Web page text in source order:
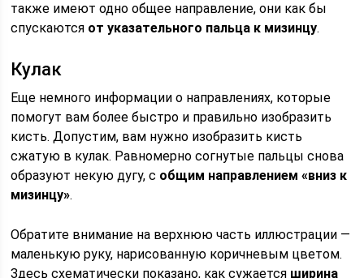
также имеют одно общее направление, они как бы
спускаются от указательного пальца к мизинцу.
Кулак
Еще немного информации о направлениях, которые
помогут вам более быстро и правильно изобразить
кисть. Допустим, вам нужно изобразить кисть
сжатую в кулак. Равномерно согнутые пальцы снова
образуют некую дугу, с общим направлением «вниз к
мизинцу».
Обратите внимание на верхнюю часть иллюстрации —
маленькую руку, нарисованную коричневым цветом.
Здесь схематически показано, как сужается ширина